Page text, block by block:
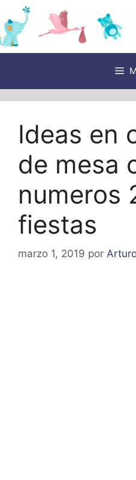
Saltar
al
contenido
Ideas en
de mesa
numeros
fiestas
marzo 1, 2019 por